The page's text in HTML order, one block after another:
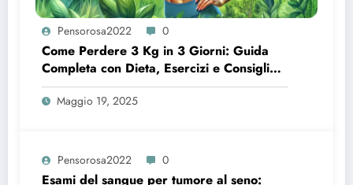
Pensorosa2022 0
Come Perdere 3 Kg in 3 Giorni: Guida
Completa con Dieta, Esercizi e Consigli
Utili
Maggio 19, 2025
Pensorosa2022 0
Esami del sangue per tumore al seno: